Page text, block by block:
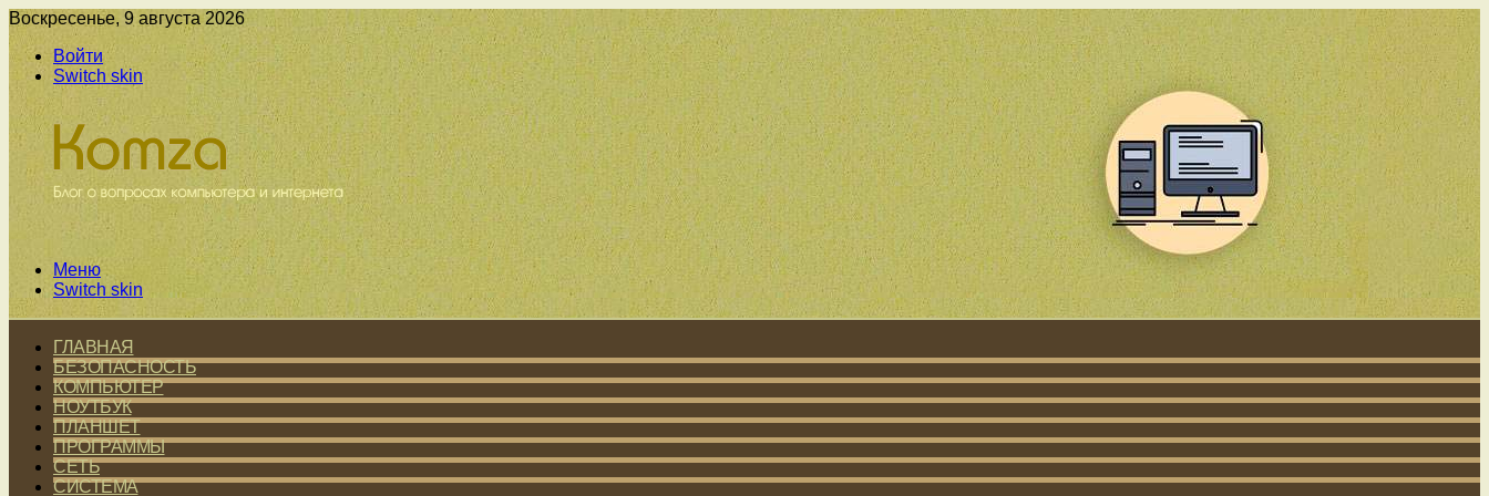
Воскресенье, 9 августа 2026
Войти
Switch skin
Меню
Switch skin
ГЛАВНАЯ
БЕЗОПАСНОСТЬ
КОМПЬЮТЕР
НОУТБУК
ПЛАНШЕТ
ПРОГРАММЫ
СЕТЬ
СИСТЕМА